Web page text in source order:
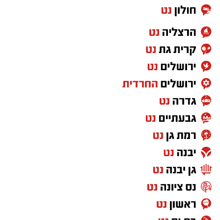
בדרך.
"מחכים למשיח" – שלום חנוך היהלום שבכתר
יש שירים שמדברים על תקופה מסוימת, ויש שירים
שגורמים לנו לשאול אם באמת משהו השתנה.
"מחכים למשיח" של שלום חנוך הפך לסמל של
ביקורת על המצב הכלכלי והחברתי ועל תחושת
המשבר. גם היום, כשמדברים על יוקר המחיה ועל
הפערים בחברה, השיר מצליח להישמע רלוונטי
באופן קצת יותר מדי משכנע.
"שירת הסטיקר" – הדג נחש כבר לא כותבים
שירים כאלו
לפני שהפוליטיקה הפכה למלחמת תגובות